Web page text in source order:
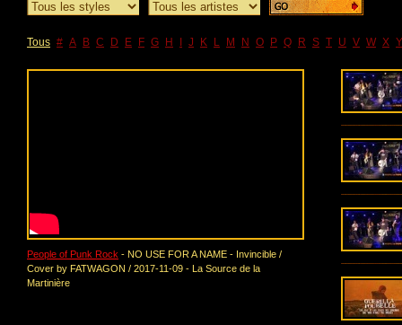
Tous # A B C D E F G H J K L M N O P Q R S T U V W X Y
People of Punk Rock - NO USE FOR A NAME - Invincible /
Cover by FATWAGON / 2017-11-09 - La Source de la
Martinière